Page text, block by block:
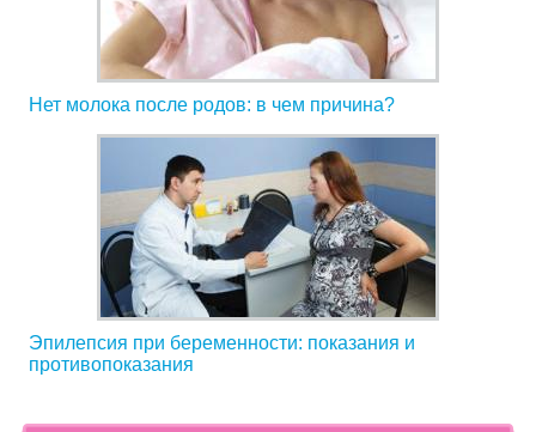
Нет молока после родов: в чем причина?
Эпилепсия при беременности: показания и
противопоказания